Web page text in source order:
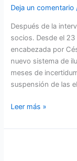
Deja un comentario
Después de la
socios. Desde el
encabezada por
nuevo sistema de
meses de
suspensión de las
nuevo
y
nuevo
sistema
lumínico
LED
Leer más »